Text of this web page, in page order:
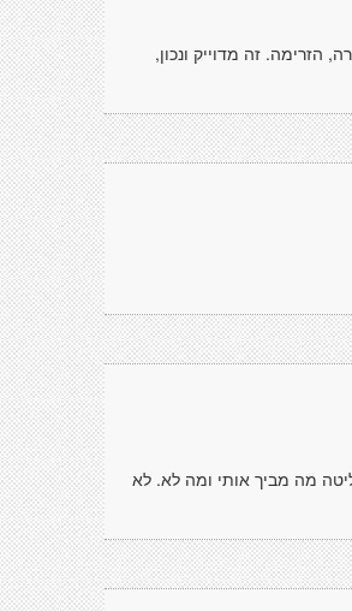
הזרימה. זה מדוייק ונכון,
מה מביך אותי ומה לא. לא